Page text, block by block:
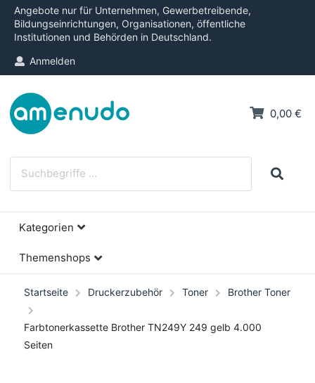
Angebote nur für Unternehmen, Gewerbetreibende,
Bildungseinrichtungen, Organisationen, öffentliche
Institutionen und Behörden in Deutschland.
Anmelden
0,00 €
Kategorien
Themenshops
Startseite Druckerzubehör Toner Brother Toner
Farbtonerkassette Brother TN249Y 249 gelb 4.000
Seiten